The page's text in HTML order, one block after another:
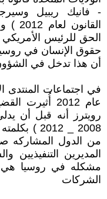
- فانيك ريبيل
الحق للرئيس
حقوق الإنسان في
أن هذا تدخل في
في اجتماعات المنتدى
عام 2012
رويترز أنه قبل أن
من الدول المشاركه
المديرين التنفيذيين
مشكله في روسيا هي
الشركات